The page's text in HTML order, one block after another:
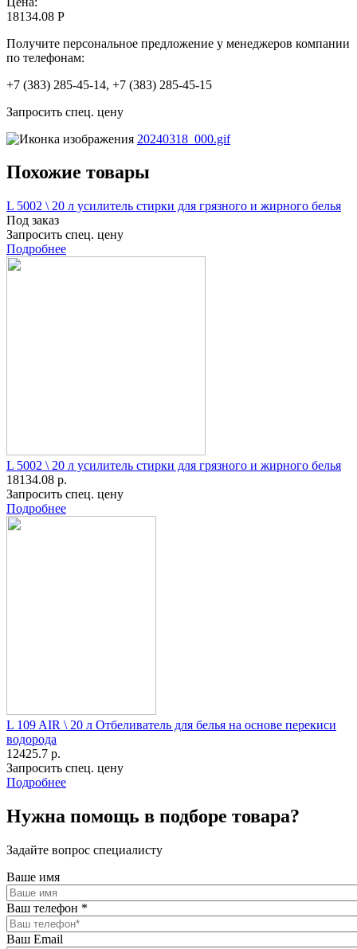
18134.08 Р
Получите персональное предложение у менеджеров компании
по телефонам:
+7 (383) 285-45-14, +7 (383) 285-45-15
Запросить спец. цену
20240318_000.gif
Похожие товары
L 5002 \ 20 л усилитель стирки для грязного и жирного белья
Под заказ
Запросить спец. цену
Подробнее
L 5002 \ 20 л усилитель стирки для грязного и жирного белья
18134.08 р.
Запросить спец. цену
Подробнее
L 109 AIR \ 20 л Отбеливатель для белья на основе перекиси
водорода
12425.7 р.
Запросить спец. цену
Подробнее
Нужна помощь в подборе товара?
Задайте вопрос специалисту
Ваше имя
Ваш телефон *
Ваш Email